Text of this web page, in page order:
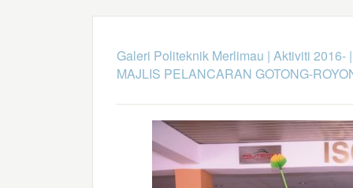
Galeri Politeknik Merlimau | Aktiviti 2016-
MAJLIS PELANCARAN GOTONG-